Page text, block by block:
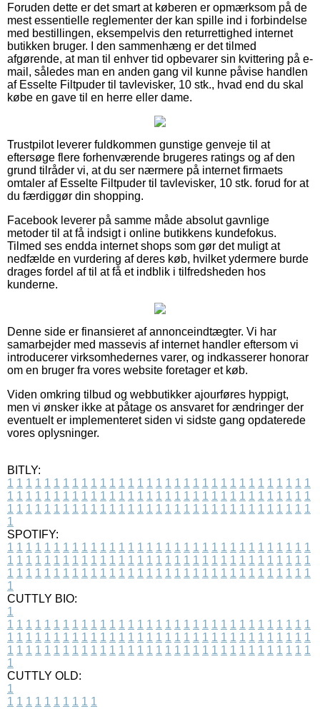
Foruden dette er det smart at køberen er opmærksom på de
mest essentielle reglementer der kan spille ind i forbindelse
med bestillingen, eksempelvis den returrettighed internet
butikken bruger. I den sammenhæng er det tilmed
afgørende, at man til enhver tid opbevarer sin kvittering på e-
mail, således man en anden gang vil kunne påvise handlen
af Esselte Filtpuder til tavlevisker, 10 stk., hvad end du skal
købe en gave til en herre eller dame.
Trustpilot leverer fuldkommen gunstige genveje til at
eftersøge flere forhenværende brugeres ratings og af den
grund tilråder vi, at du ser nærmere på internet firmaets
omtaler af Esselte Filtpuder til tavlevisker, 10 stk. forud for at
du færdiggør din shopping.
Facebook leverer på samme måde absolut gavnlige
metoder til at få indsigt i online butikkens kundefokus.
Tilmed ses endda internet shops som gør det muligt at
nedfælde en vurdering af deres køb, hvilket ydermere burde
drages fordel af til at få et indblik i tilfredsheden hos
kunderne.
Denne side er finansieret af annonceindtægter. Vi har
samarbejder med massevis af internet handler eftersom vi
introducerer virksomhedernes varer, og indkasserer honorar
om en bruger fra vores website foretager et køb.
Viden omkring tilbud og webbutikker ajourføres hyppigt,
men vi ønsker ikke at påtage os ansvaret for ændringer der
eventuelt er implementeret siden vi sidste gang opdaterede
vores oplysninger.
BITLY:
1 1 1 1 1 1 1 1 1 1 1 1 1 1 1 1 1 1 1 1 1 1 1 1 1 1 1 1 1 1 1 1 1
1 1 1 1 1 1 1 1 1 1 1 1 1 1 1 1 1 1 1 1 1 1 1 1 1 1 1 1 1 1 1 1 1
1 1 1 1 1 1 1 1 1 1 1 1 1 1 1 1 1 1 1 1 1 1 1 1 1 1 1 1 1 1 1 1 1
1
SPOTIFY:
1 1 1 1 1 1 1 1 1 1 1 1 1 1 1 1 1 1 1 1 1 1 1 1 1 1 1 1 1 1 1 1 1
1 1 1 1 1 1 1 1 1 1 1 1 1 1 1 1 1 1 1 1 1 1 1 1 1 1 1 1 1 1 1 1 1
1 1 1 1 1 1 1 1 1 1 1 1 1 1 1 1 1 1 1 1 1 1 1 1 1 1 1 1 1 1 1 1 1
1
CUTTLY BIO:
1
1 1 1 1 1 1 1 1 1 1 1 1 1 1 1 1 1 1 1 1 1 1 1 1 1 1 1 1 1 1 1 1 1
1 1 1 1 1 1 1 1 1 1 1 1 1 1 1 1 1 1 1 1 1 1 1 1 1 1 1 1 1 1 1 1 1
1 1 1 1 1 1 1 1 1 1 1 1 1 1 1 1 1 1 1 1 1 1 1 1 1 1 1 1 1 1 1 1 1
1
CUTTLY OLD:
1
1 1 1 1 1 1 1 1 1 1